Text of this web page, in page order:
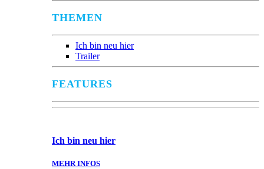
THEMEN
Ich bin neu hier
Trailer
FEATURES
Ich bin neu hier
MEHR INFOS